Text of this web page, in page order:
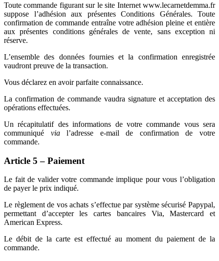
Toute commande figurant sur le site Internet www.lecarnetdemma.fr
suppose l’adhésion aux présentes Conditions Générales. Toute
confirmation de commande entraîne votre adhésion pleine et entière
aux présentes conditions générales de vente, sans exception ni
réserve.
L’ensemble des données fournies et la confirmation enregistrée
vaudront preuve de la transaction.
Vous déclarez en avoir parfaite connaissance.
La confirmation de commande vaudra signature et acceptation des
opérations effectuées.
Un récapitulatif des informations de votre commande vous sera
communiqué vial’adresse e-mail de confirmation de votre
commande.
Article 5 – Paiement
Le fait de valider votre commande implique pour vous l’obligation
de payer le prix indiqué.
Le règlement de vos achats s’effectue par système sécurisé Papypal,
permettant d’accepter les cartes bancaires Via, Mastercard et
American Express.
Le débit de la carte est effectué au moment du paiement de la
commande.